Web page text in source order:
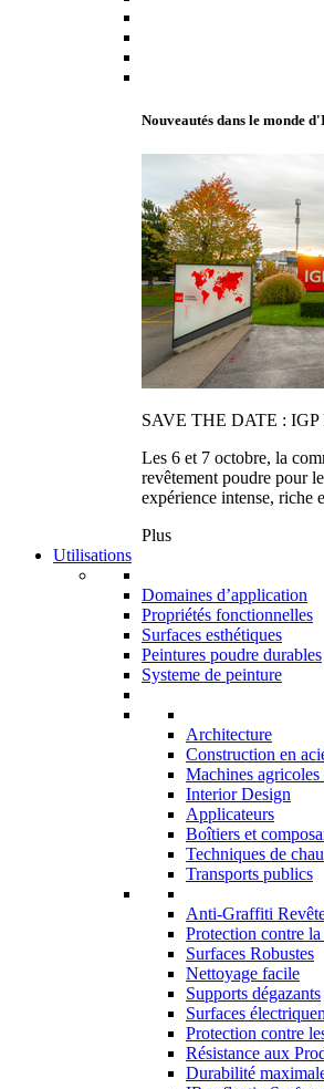
Nouveautés dans le monde
SAVE THE DATE :
Les 6 et 7 octobre, la
revêtement poudre pour
expérience intense, riche
Plus
Utilisations
Domaines d’application
Propriétés fonctionnelles
Surfaces esthétiques
Peintures poudre durables
Systeme de peinture
Architecture
Construction en
Machines
Interior Design
Applicateurs
Boîtiers et
Techniques de
Transports publics
Anti-Graffiti
Protection contre
Surfaces Robustes
Nettoyage facile
Supports dégazants
Surfaces
Protection contre
Résistance aux
Durabilité